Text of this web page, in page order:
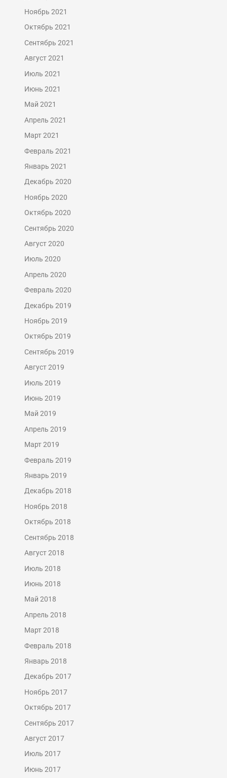
Ноябрь 2021
Октябрь 2021
Сентябрь 2021
Август 2021
Июль 2021
Июнь 2021
Май 2021
Апрель 2021
Март 2021
Февраль 2021
Январь 2021
Декабрь 2020
Ноябрь 2020
Октябрь 2020
Сентябрь 2020
Август 2020
Июль 2020
Апрель 2020
Февраль 2020
Декабрь 2019
Ноябрь 2019
Октябрь 2019
Сентябрь 2019
Август 2019
Июль 2019
Июнь 2019
Май 2019
Апрель 2019
Март 2019
Февраль 2019
Январь 2019
Декабрь 2018
Ноябрь 2018
Октябрь 2018
Сентябрь 2018
Август 2018
Июль 2018
Июнь 2018
Май 2018
Апрель 2018
Март 2018
Февраль 2018
Январь 2018
Декабрь 2017
Ноябрь 2017
Октябрь 2017
Сентябрь 2017
Август 2017
Июль 2017
Июнь 2017